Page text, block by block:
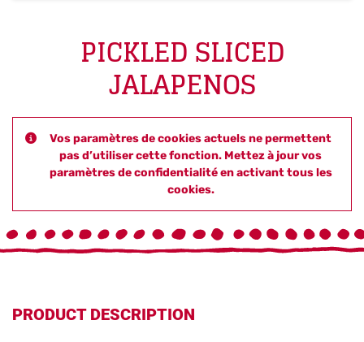
PICKLED SLICED
JALAPENOS
Vos paramètres de cookies actuels ne permettent
pas d’utiliser cette fonction. Mettez à jour vos
paramètres de confidentialité en activant tous les
cookies.
PRODUCT DESCRIPTION